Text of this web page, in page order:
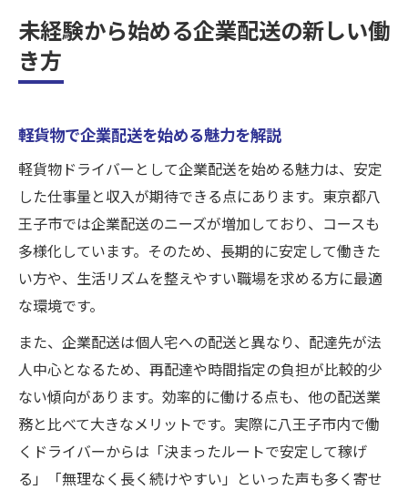
10代〜50代が活躍する軽貨物ドライバーの魅力
幅広い年代が軽貨物配送で活躍する理由
境
責任感ある方を大募集！職場の雰囲気紹介
コース増大がもたらす活躍フィールドの広
がり
責任感ある方歓迎！東京都八王子市で稼ぐ方法
軽貨物で責任感ある働き方を実現する方法
企業配送未経験から安定収入を得るコツ
経験値は問いません！積極採用の背景とは
コース増大により多様な働き方が選べる
10代〜50代まで活躍できる稼ぎ方を紹介
企業配送でキャリアアップを目指したい方必見
軽貨物ドライバーから管理職を目指す道筋
未経験から始める企業配送の新しい働
き方
軽貨物で企業配送を始める魅力を解説
軽貨物ドライバーとして企業配送を始める魅力は、安定
した仕事量と収入が期待できる点にあります。東京都八
王子市では企業配送のニーズが増加しており、コースも
多様化しています。そのため、長期的に安定して働きた
い方や、生活リズムを整えやすい職場を求める方に最適
な環境です。
また、企業配送は個人宅への配送と異なり、配達先が法
人中心となるため、再配達や時間指定の負担が比較的少
ない傾向があります。効率的に働ける点も、他の配送業
務と比べて大きなメリットです。実際に八王子市内で働
くドライバーからは「決まったルートで安定して稼げ
る」「無理なく長く続けやすい」といった声も多く寄せ